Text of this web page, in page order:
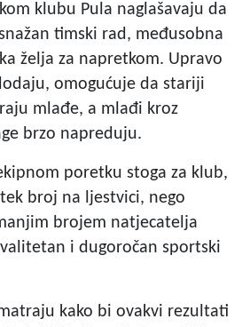
klubu Pula naglašavaju da
timski rad, međusobna
želja za napretkom. Upravo
omogućuje da stariji
mlađe, a mlađi kroz
brzo napreduju.
poretku stoga za klub,
broj na ljestvici, nego
brojem natjecatelja
i dugoročan sportski
kako bi ovakvi rezultati